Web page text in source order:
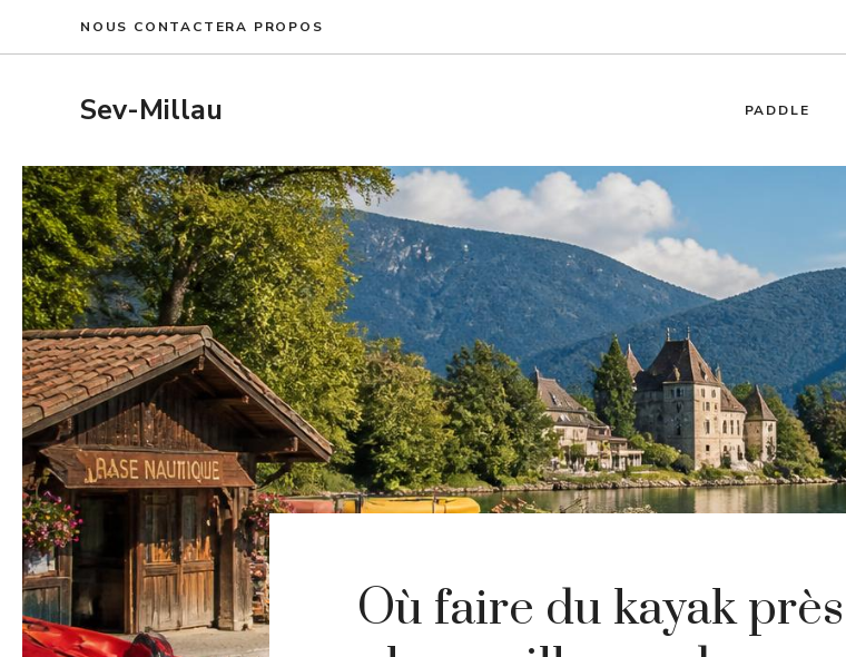
NOUS CONTACTERA PROPOS
Sev-Millau PADDLE
Où faire du kayak